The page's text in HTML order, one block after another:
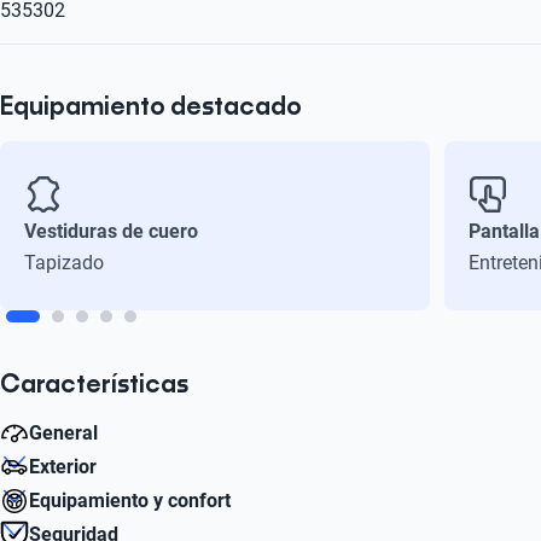
535302
Equipamiento destacado
Vestiduras de cuero
Tapizado
Características
General
1.3
Litros
Exterior
Diámetro de Rin
Equipamiento y confort
Seguridad